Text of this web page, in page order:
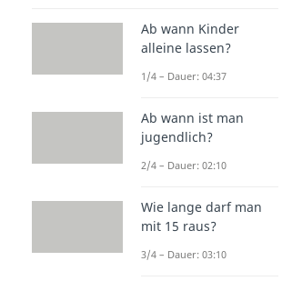
zur Stelle im
(00:18)
Einelebenslange
Haftstrafe. Die
dabei
In
vielen anderen
keine Todesstrafe gibt,
höchste Strafe
im
Fälle, in denen laut
Ab wann Kinder
alleine lassen?
1/4 – Dauer: 04:37
Ab wann ist man
jugendlich?
2/4 – Dauer: 02:10
Wie lange darf man
mit 15 raus?
3/4 – Dauer: 03:10